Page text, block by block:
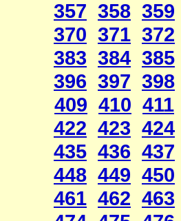
357 358 359
370 371 372
383 384 385
396 397 398
409 410 411
422 423 424
435 436 437
448 449 450
461 462 463